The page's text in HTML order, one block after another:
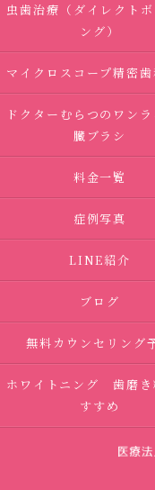
虫歯治療（ダイレクトボ
ング）
マイクロスコープ精密
ドクターむらつのワン
臓ブラシ
料金一覧
症例写真
LINE紹介
ブログ
無料カウンセリング
ホワイトニング 歯磨
すすめ